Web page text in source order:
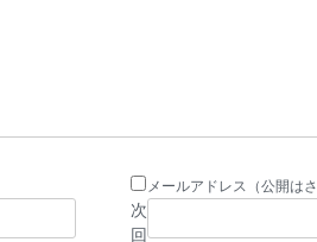
メールアドレス（公開は
次
回